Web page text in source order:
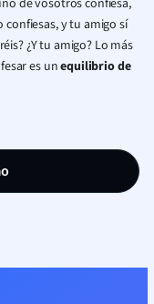
de vosotros confiesa,
confiesas, y tu amigo sí
¿Y tu amigo? Lo más
es unequilibrio de